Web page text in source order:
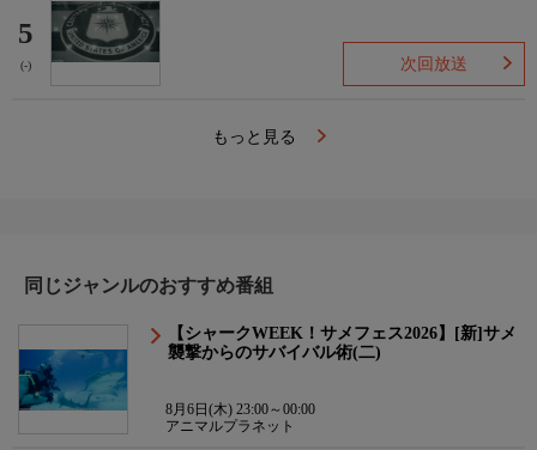
5
(-) 次回放送
もっと見る
同じジャンルのおすすめ番組
【シャークWEEK！サメフェス2026】[新]サメ
襲撃からのサバイバル術(二)
8月6日(木) 23:00～00:00
アニマルプラネット